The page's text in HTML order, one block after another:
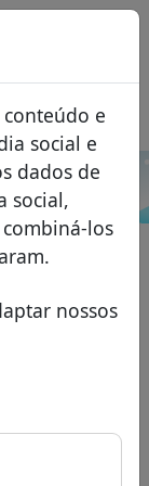
e
social e
dados de
social,
los
nossos
Pesquisar